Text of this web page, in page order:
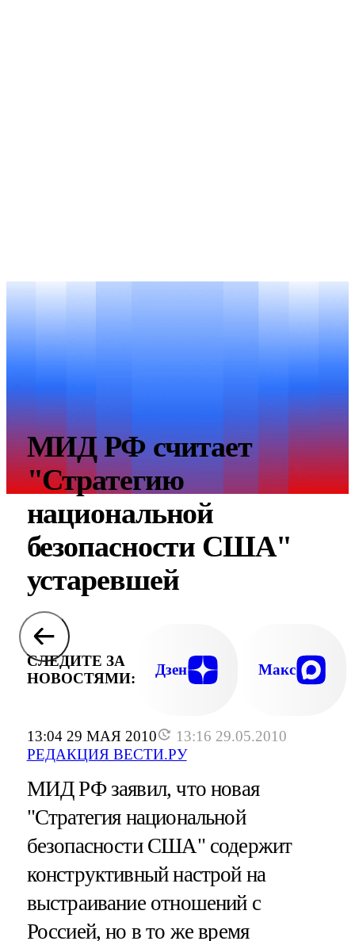
13:04 29 МАЯ 2010
13:16 29.05.2010
РЕДАКЦИЯ ВЕСТИ.РУ
МИД РФ считает
"Стратегию
национальной
безопасности США"
устаревшей
СЛЕДИТЕ ЗА
НОВОСТЯМИ:
Дзен Макс
МИД РФ заявил, что новая
"Стратегия национальной
безопасности США" содержит
конструктивный настрой на
выстраивание отношений с
Россией, но в то же время